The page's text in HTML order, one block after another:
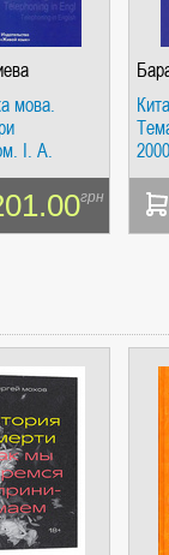
мова.
І. А.
мова,
грн
мова